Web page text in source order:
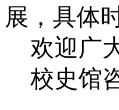
展，具体
欢迎广
校史馆